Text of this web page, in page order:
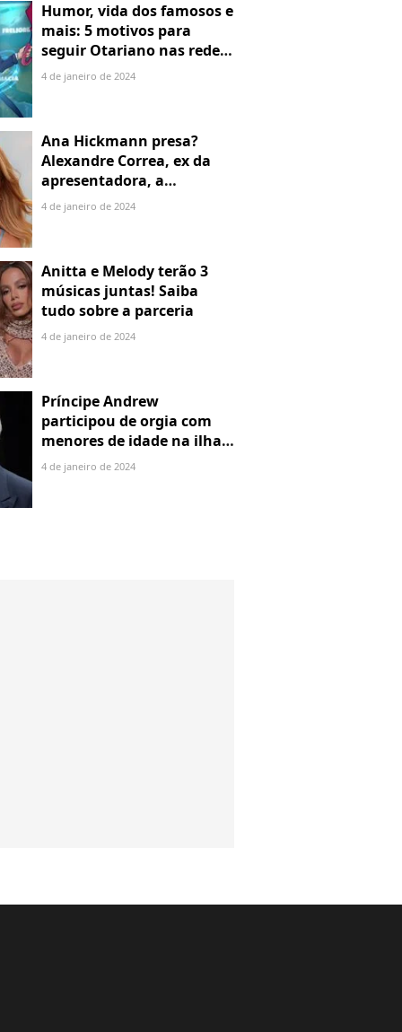
Humor, vida dos famosos e
mais: 5 motivos para
seguir Otariano nas redes
sociais
4 de janeiro de 2024
Ana Hickmann presa?
Alexandre Correa, ex da
apresentadora, a
denuncia por alienação
4 de janeiro de 2024
Anitta e Melody terão 3
músicas juntas! Saiba
tudo sobre a parceria
4 de janeiro de 2024
Príncipe Andrew
participou de orgia com
menores de idade na ilha
de Jeffrey Epstein, chefe de
4 de janeiro de 2024